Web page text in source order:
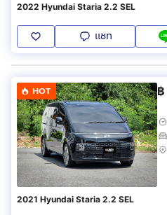
2022 Hyundai Staria 2.2 SEL
แชท
HOT ฿
2021 Hyundai Staria 2.2 SEL